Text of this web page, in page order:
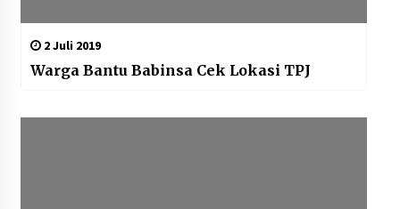
2 Juli 2019
Warga Bantu Babinsa Cek Lokasi TPJ